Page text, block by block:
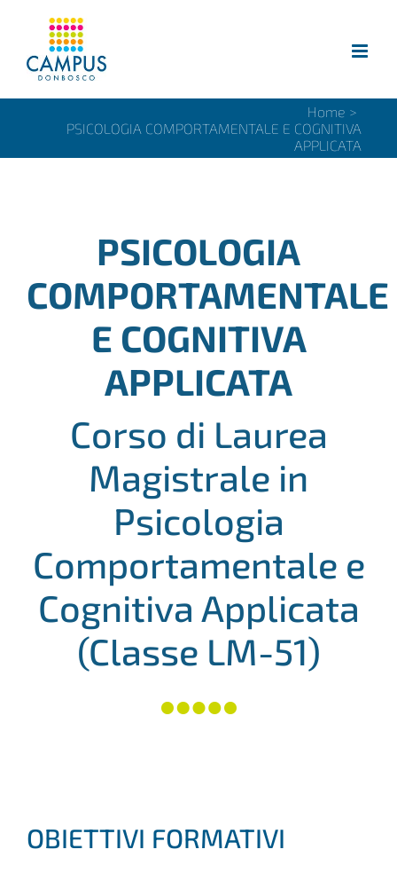
contenuto
Home >
PSICOLOGIA COMPORTAMENTALE E COGNITIVA
APPLICATA
PSICOLOGIA
COMPORTAMENTALE
E COGNITIVA
APPLICATA
Corso di Laurea
Magistrale in
Psicologia
Comportamentale e
Cognitiva Applicata
(Classe LM-51)
OBIETTIVI FORMATIVI